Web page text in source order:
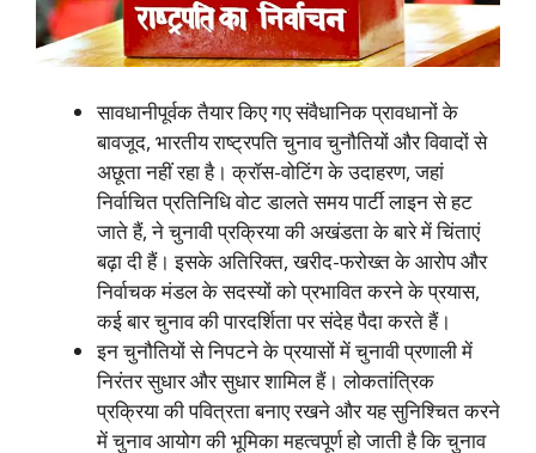
सावधानीपूर्वक तैयार किए गए संवैधानिक प्रावधानों के
बावजूद, भारतीय राष्ट्रपति चुनाव चुनौतियों और विवादों से
अछूता नहीं रहा है। क्रॉस-वोटिंग के उदाहरण, जहां
निर्वाचित प्रतिनिधि वोट डालते समय पार्टी लाइन से हट
जाते हैं, ने चुनावी प्रक्रिया की अखंडता के बारे में चिंताएं
बढ़ा दी हैं। इसके अतिरिक्त, खरीद-फरोख्त के आरोप और
निर्वाचक मंडल के सदस्यों को प्रभावित करने के प्रयास,
कई बार चुनाव की पारदर्शिता पर संदेह पैदा करते हैं।
इन चुनौतियों से निपटने के प्रयासों में चुनावी प्रणाली में
निरंतर सुधार और सुधार शामिल हैं। लोकतांत्रिक
प्रक्रिया की पवित्रता बनाए रखने और यह सुनिश्चित करने
में चुनाव आयोग की भूमिका महत्वपूर्ण हो जाती है कि चुनाव